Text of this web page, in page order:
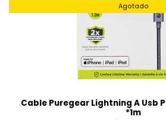
Agotado
Cable Puregear Lightning A Usb
*1m